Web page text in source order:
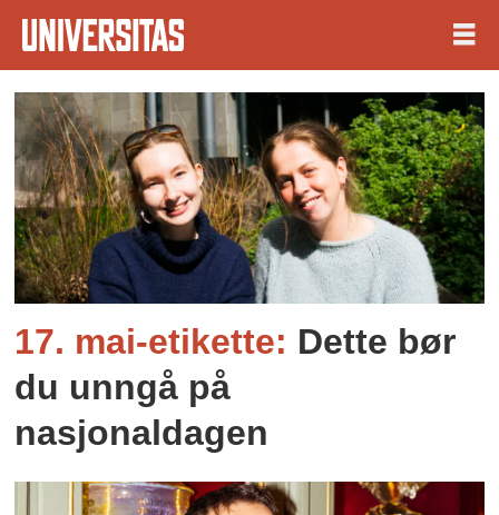
Tag:
etikette
17. mai-etikette: Dette bør
du unngå på
nasjonaldagen